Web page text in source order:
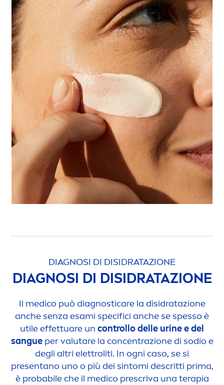
DIAGNOSI DI DISIDRATAZIONE
DIAGNOSI DI DISIDRATAZIONE
Il medico può diagnosticarela disidratazione
anche senza esami specifici anche se spesso è
utile effettuare un controllo delle urine e del
sangueper valutare la concentrazione di sodio e
degli altri elettroliti. In ogni caso, se si
presentano uno o più dei sintomi descritti prima,
è probabile che il medico prescriva una terapia